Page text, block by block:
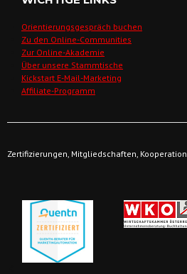
Orientierungsgespräch buchen
Zu den Online-Communities
Zur Online-Akademie
Über unsere Stammtische
Kickstart E-Mail-Marketing
Affiliate-Programm
Zertifizierungen, Mitgliedschaften,